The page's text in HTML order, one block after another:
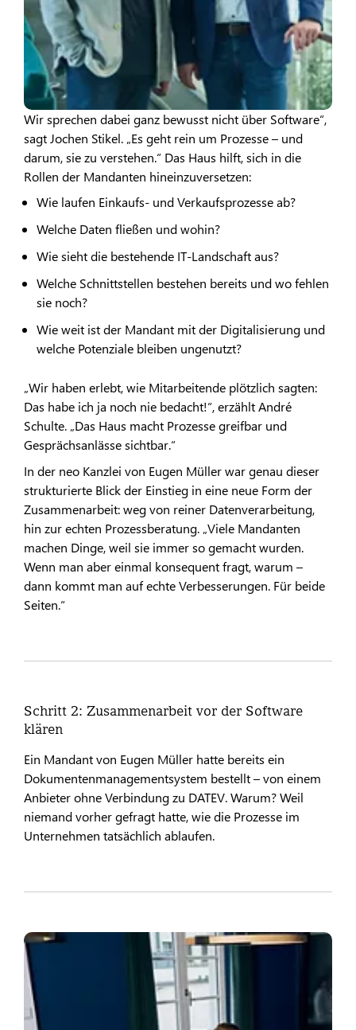
Wir sprechen dabei ganz bewusst nicht über Software“,
sagt Jochen Stikel. „Es geht rein um Prozesse – und
darum, sie zu verstehen.“ Das Haus hilft, sich in die
Rollen der Mandanten hineinzuversetzen:
Wie laufen Einkaufs- und Verkaufsprozesse ab?
Welche Daten fließen und wohin?
Wie sieht die bestehende IT-Landschaft aus?
Welche Schnittstellen bestehen bereits und wo fehlen
sie noch?
Wie weit ist der Mandant mit der Digitalisierung und
welche Potenziale bleiben ungenutzt?
„Wir haben erlebt, wie Mitarbeitende plötzlich sagten:
Das habe ich ja noch nie bedacht!“, erzählt André
Schulte. „Das Haus macht Prozesse greifbar und
Gesprächsanlässe sichtbar.“
In der neo Kanzlei von Eugen Müller war genau dieser
strukturierte Blick der Einstieg in eine neue Form der
Zusammenarbeit: weg von reiner Datenverarbeitung,
hin zur echten Prozessberatung. „Viele Mandanten
machen Dinge, weil sie immer so gemacht wurden.
Wenn man aber einmal konsequent fragt, warum –
dann kommt man auf echte Verbesserungen. Für beide
Seiten.“
Schritt 2: Zusammenarbeit vor der Software
klären
Ein Mandant von Eugen Müller hatte bereits ein
Dokumentenmanagementsystem bestellt – von einem
Anbieter ohne Verbindung zu DATEV. Warum? Weil
niemand vorher gefragt hatte, wie die Prozesse im
Unternehmen tatsächlich ablaufen.